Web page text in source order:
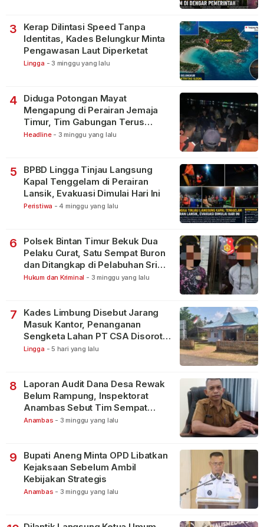
3
Kerap Dilintasi Speed Tanpa
Identitas, Kades Belungkur Minta
Pengawasan Laut Diperketat
Lingga - 3 minggu yang lalu
4
Diduga Potongan Mayat
Mengapung di Perairan Jemaja
Timur, Tim Gabungan Terus
Lakukan Pencarian
Headline - 3 minggu yang lalu
5
BPBD Lingga Tinjau Langsung
Kapal Tenggelam di Perairan
Lansik, Evakuasi Dimulai Hari Ini
Peristiwa - 4 minggu yang lalu
6
Polsek Bintan Timur Bekuk Dua
Pelaku Curat, Satu Sempat Buron
dan Ditangkap di Pelabuhan Sri
Bintan Pura
Hukum dan Kriminal - 3 minggu yang lalu
7
Kades Limbung Disebut Jarang
Masuk Kantor, Penanganan
Sengketa Lahan PT CSA Disorot
Warga
Lingga - 5 hari yang lalu
8
Laporan Audit Dana Desa Rewak
Belum Rampung, Inspektorat
Anambas Sebut Tim Sempat
Terbagi Tangani Kasus Lain
Anambas - 3 minggu yang lalu
9
Bupati Aneng Minta OPD Libatkan
Kejaksaan Sebelum Ambil
Kebijakan Strategis
Anambas - 3 minggu yang lalu